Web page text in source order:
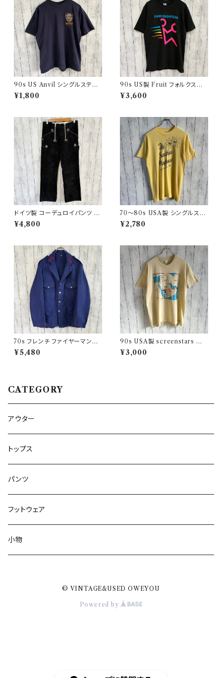
90s US Anvil シングルステッ
チTシャツ ニューヨーク警察 ヴ
ィンテージ
¥1,800
90s US製 Fruit フォルクスワ
ーゲン シングルステッチTシャツ
ヴィンテージTシャツ アド 企業
¥3,600
ドイツ製 コーデュロイパンツ ワ
ークパンツ ユーロワーク
¥4,800
70〜80s USA製 シングルステ
ッチT ヴィンテージTシャツ
¥2,780
70s フレンチ ファイヤーマンジ
ャケット ワークジャケット ヴィン
テージ
¥5,480
90s USA製 screenstars 湾
岸戦争 シングルステッチTシャ
ツ ヴィンテージTシャツ
¥3,000
CATEGORY
アウター
トップス
パンツ
フットウェア
小物
© VINTAGE&USED OWEYOU
Powered by